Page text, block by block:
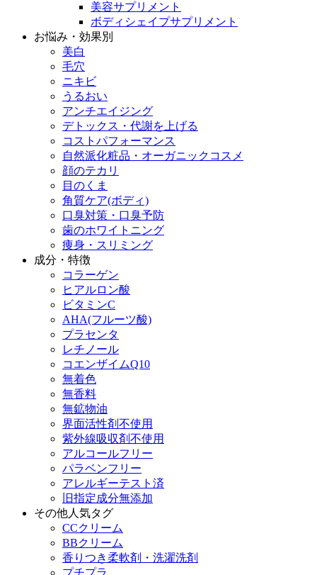
美容サプリメント
ボディシェイプサプリメント
お悩み・効果別
美白
毛穴
ニキビ
うるおい
アンチエイジング
デトックス・代謝を上げる
コストパフォーマンス
自然派化粧品・オーガニックコスメ
顔のテカリ
目のくま
角質ケア(ボディ)
口臭対策・口臭予防
歯のホワイトニング
痩身・スリミング
成分・特徴
コラーゲン
ヒアルロン酸
ビタミンC
AHA(フルーツ酸)
プラセンタ
レチノール
コエンザイムQ10
無着色
無香料
無鉱物油
界面活性剤不使用
紫外線吸収剤不使用
アルコールフリー
パラベンフリー
アレルギーテスト済
旧指定成分無添加
その他人気タグ
CCクリーム
BBクリーム
香りつき柔軟剤・洗濯洗剤